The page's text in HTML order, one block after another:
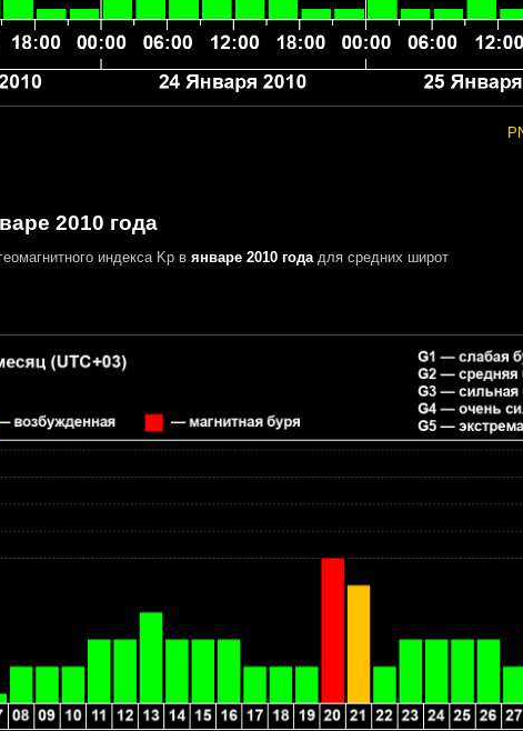
2010 года
индекса Kp в январе 2010 годадля средних широт